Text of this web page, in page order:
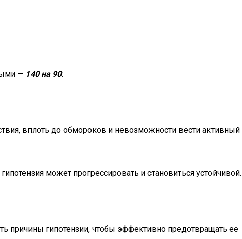
— 140 на 90.
вплоть до обмороков и невозможности вести активный
может прогрессировать и становиться устойчивой.
гипотензии, чтобы эффективно предотвращать ее